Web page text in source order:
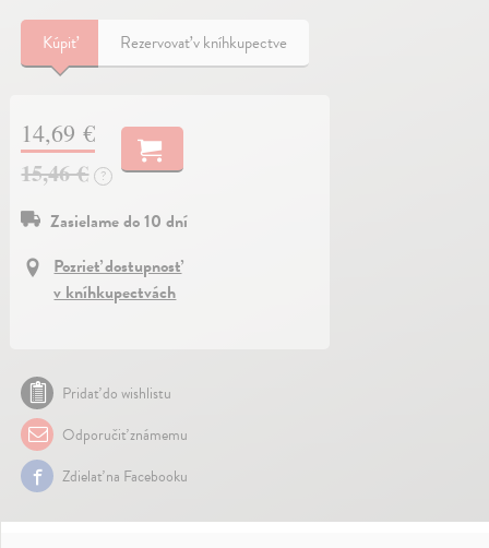
Kúpiť Rezervovať v kníhkupectve
14,69 €
15,46 €
?
Zasielame do 10 dní
Pozrieť dostupnosť
v kníhkupectvách
Pridať do wishlistu
Odporučiť známemu
Zdielať na Facebooku